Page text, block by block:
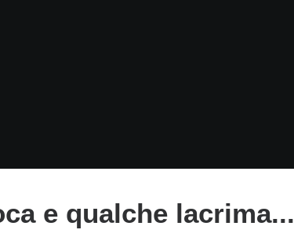
e qualche lacrima...